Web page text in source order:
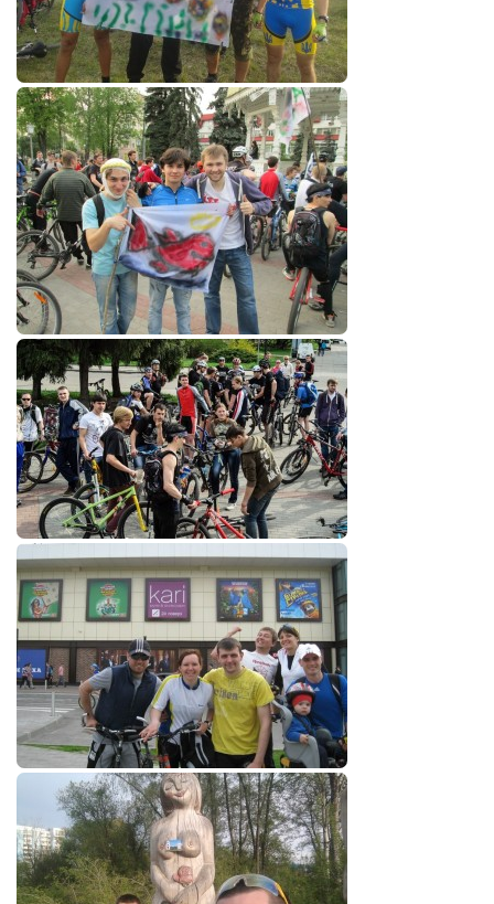
Тенториум -центр независимых дистрибьюторов
Кафе, клубы, рестораны
«Винегрет» — демократичный ресторан
«ЧАЙ — КАВА» магазин — кафе
Магазины
«CYCLE GARAGE» — магазин велосипедов
«Книголюб» — супермаркет
Багетный двор
МАГАЗИН СТИХОВ НА ЗАКАЗ
«Павел» — магазин мужской одежды
Туризм
«Траверс» — экипировочный центр
Журналисты
Александр Гвоздик
Александр Кугук
Музыканты
Евгений Касьяненко
Сергей Коноз
Денис Федченко
Звукорежиссёры
Alfom Studio
Guitarproduction Studio
Писатели
Поэты